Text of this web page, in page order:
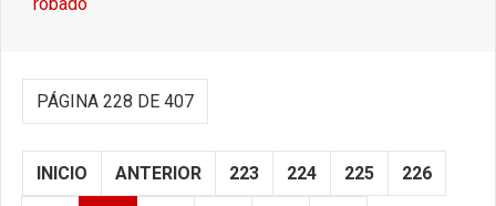
PÁGINA 228 DE 407
INICIO ANTERIOR 223 224 225 226